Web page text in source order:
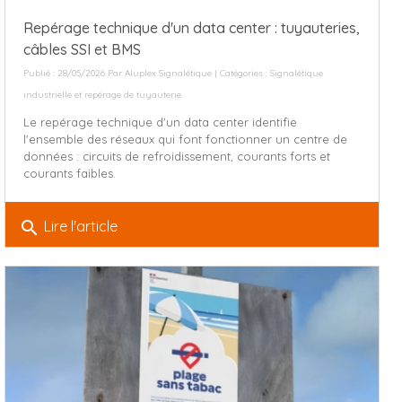
Repérage technique d'un data center : tuyauteries,
câbles SSI et BMS
Publié : 28/05/2026 Par Aluplex Signalétique| Catégories : Signalétique
industrielle et repérage de tuyauterie
Le repérage technique d'un data center identifie
l'ensemble des réseaux qui font fonctionner un centre de
données : circuits de refroidissement, courants forts et
courants faibles.
search Lire l'article